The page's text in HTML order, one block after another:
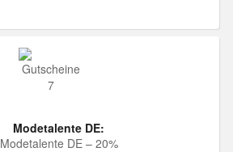
Modetalente DE:
Modetalente DE – 20%